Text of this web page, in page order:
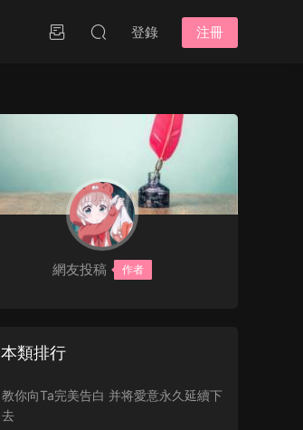
登錄 注冊
網友投稿 作者
本類排行
教你向Ta完美告白 并将愛意永久延續下
去